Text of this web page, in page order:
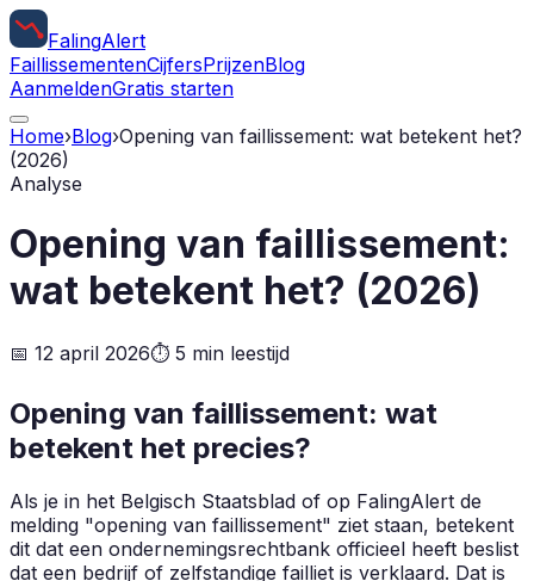
FalingAlert
FaillissementenCijfersPrijzenBlog
AanmeldenGratis starten
Home›Blog›Opening van faillissement: wat betekent het?
(2026)
Analyse
Opening van faillissement:
wat betekent het? (2026)
📅 12 april 2026⏱️ 5 min leestijd
Opening van faillissement: wat
betekent het precies?
Als je in het Belgisch Staatsblad of op FalingAlert de
melding "opening van faillissement" ziet staan, betekent
dit dat een ondernemingsrechtbank officieel heeft beslist
dat een bedrijf of zelfstandige failliet is verklaard. Dat is